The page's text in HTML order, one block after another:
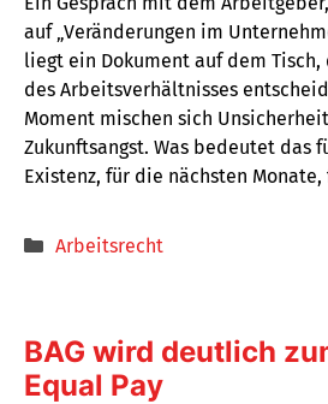
auf „Veränderungen im
liegt ein Dokument auf dem Tisch,
des Arbeitsverhältnisses
Moment mischen sich
Zukunftsangst. Was bedeutet das
Existenz, für die nächsten
Kategorien
Arbeitsrecht
BAG wird deutlich
Equal Pay